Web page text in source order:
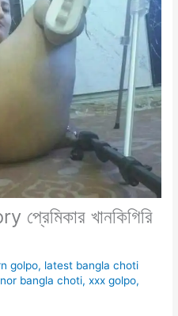
খানকিগিরি
golpo, latest bangla choti
bangla choti,xxx golpo,